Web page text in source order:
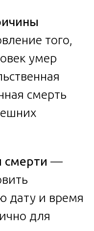
того,
умер
смерть
смерти —
дату и время
для